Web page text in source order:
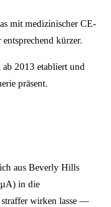
mit medizinischer CE-
kürzer.
2013 etabliert und
präsent.
aus Beverly Hills
µA) in die
straffer wirken lasse —